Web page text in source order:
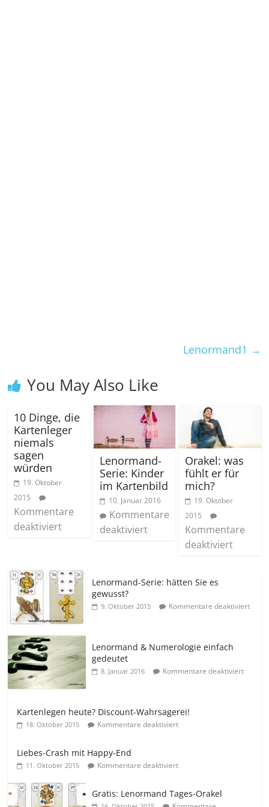
Lenormand1 →
You May Also Like
10 Dinge, die
Kartenleger
niemals
sagen
würden
19. Oktober
2015
Kommentare
deaktiviert
Lenormand-
Serie: Kinder
im Kartenbild
10. Januar 2016
Kommentare
deaktiviert
Orakel: was
fühlt er für
mich?
19. Oktober
2015
Kommentare
deaktiviert
Lenormand-Serie: hätten Sie es
gewusst?
9. Oktober 2015 Kommentare deaktiviert
Lenormand & Numerologie einfach
gedeutet
8. Januar 2016 Kommentare deaktiviert
Kartenlegen heute? Discount-Wahrsagerei!
18. Oktober 2015 Kommentare deaktiviert
Liebes-Crash mit Happy-End
11. Oktober 2015 Kommentare deaktiviert
Gratis: Lenormand Tages-Orakel